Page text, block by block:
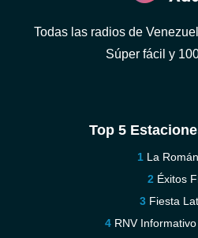
Todas las radios de
Súper fácil y
Top 5
La
Éxitos
Fiesta
RNV